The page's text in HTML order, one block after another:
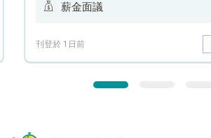
薪金面議
刊登於 1日前